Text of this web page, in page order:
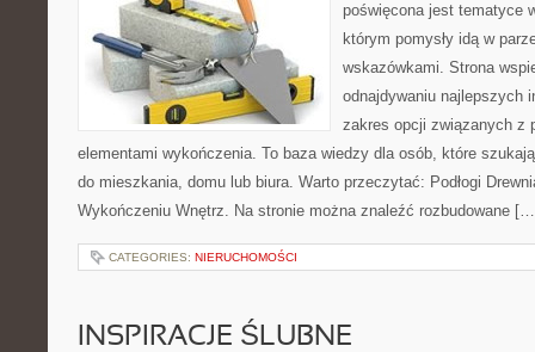
poświęcona jest tematyce
którym pomysły idą w
wskazówkami. Strona
odnajdywaniu najlepszych
zakres opcji związanych z
elementami wykończenia. To baza wiedzy dla osób, które
do mieszkania, domu lub biura. Warto przeczytać: Podłogi
Wykończeniu Wnętrz. Na stronie można znaleźć rozbudowane
CATEGORIES: NIERUCHOMOŚCI
INSPIRACJE ŚLUBNE